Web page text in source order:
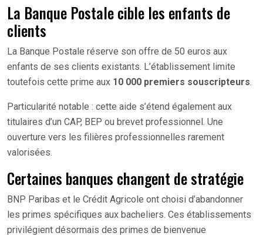
La Banque Postale cible les enfants de
clients
La Banque Postale réserve son offre de 50 euros aux
enfants de ses clients existants. L’établissement limite
toutefois cette prime aux 10 000 premiers souscripteurs.
Particularité notable : cette aide s’étend également aux
titulaires d’un CAP, BEP ou brevet professionnel. Une
ouverture vers les filières professionnelles rarement
valorisées.
Certaines banques changent de stratégie
BNP Paribas et le Crédit Agricole ont choisi d’abandonner
les primes spécifiques aux bacheliers. Ces établissements
privilégient désormais des primes de bienvenue